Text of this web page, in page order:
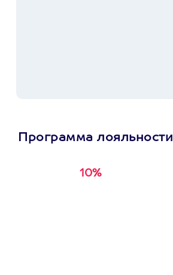
Программа лояльности
10%